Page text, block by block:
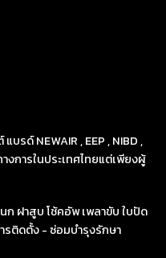
บรด์ NEWAIR , EEP , NIBD ,
างการในประเทศไทยแต่เพียงผู้
ก ฝาสูบ โช้คอัพ เพลาขับ ใบปัด
ติดตั้ง - ซ่อมบำรุงรักษา